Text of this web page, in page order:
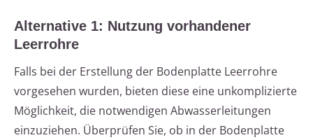
Alternative 1: Nutzung vorhandener
Leerrohre
Falls bei der Erstellung der Bodenplatte Leerrohre
vorgesehen wurden, bieten diese eine unkomplizierte
Möglichkeit, die notwendigen Abwasserleitungen
einzuziehen. Überprüfen Sie, ob in der Bodenplatte